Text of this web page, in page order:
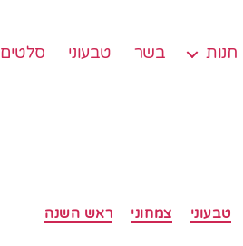
חנות בשר טבעוני סלטים
קטגוריות טבעוני צמחוני ראש השנה